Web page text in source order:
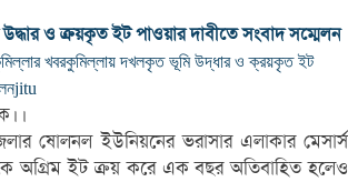
ও ক্রয়কৃত ইট পাওয়ার দাবীতে সংবাদ সম্মেলন
খবরকুমিল্লায় দখলকৃত ভূমি উদ্ধার ও ক্রয়কৃত ইট
jitu
ষোলনল ইউনিয়নের ভরাসার এলাকার মেসার্স
অগ্রিম ইট ক্রয় করে এক বছর অতিবাহিত হলেও